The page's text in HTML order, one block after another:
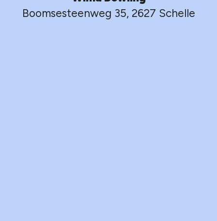
Boomsesteenweg 35, 2627 Schelle